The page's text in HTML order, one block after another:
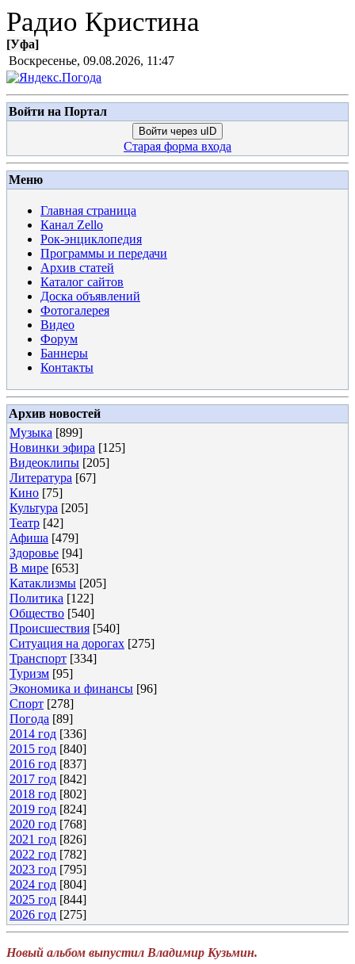
Радио Кристина
[Уфа]
Воскресенье, 09.08.2026, 11:47
Войти на Портал
Войти через uID
Старая форма входа
Меню
Главная страница
Канал Zello
Рок-энциклопедия
Программы и передачи
Архив статей
Каталог сайтов
Доска объявлений
Фотогалерея
Видео
Форум
Баннеры
Контакты
Архив новостей
Музыка [899]
Новинки эфира [125]
Видеоклипы [205]
Литература [67]
Кино [75]
Культура [205]
Театр [42]
Афиша [479]
Здоровье [94]
В мире [653]
Катаклизмы [205]
Политика [122]
Общество [540]
Происшествия [540]
Ситуация на дорогах [275]
Транспорт [334]
Туризм [95]
Экономика и финансы [96]
Спорт [278]
Погода [89]
2014 год [336]
2015 год [840]
2016 год [837]
2017 год [842]
2018 год [802]
2019 год [824]
2020 год [768]
2021 год [826]
2022 год [782]
2023 год [795]
2024 год [804]
2025 год [844]
2026 год [275]
Новый альбом выпустил Владимир Кузьмин.